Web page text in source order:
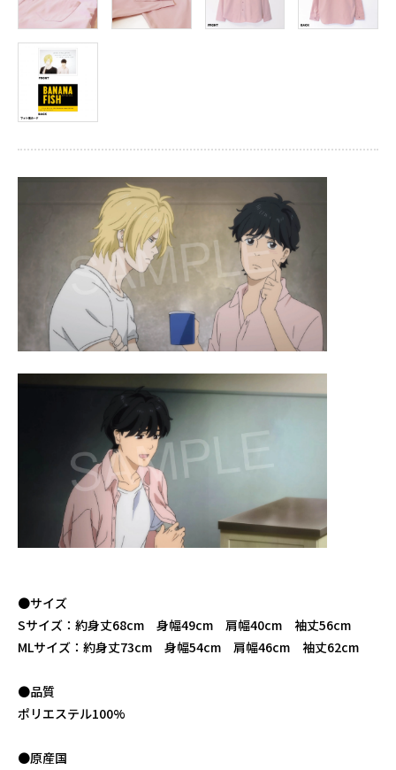
●サイズ
Sサイズ：約身丈68cm 身幅49cm 肩幅40cm 袖丈56cm
MLサイズ：約身丈73cm 身幅54cm 肩幅46cm 袖丈62cm
●品質
ポリエステル100%
●原産国